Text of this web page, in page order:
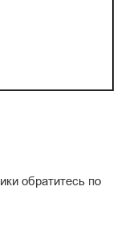
обратитесь по